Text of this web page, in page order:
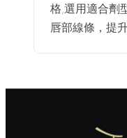
格,選用適合劑
唇部線條，提